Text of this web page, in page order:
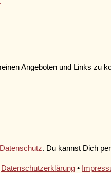
Angeboten und Links zu
Datenschutz. Du kannst Dich
Datenschutzerklärung •